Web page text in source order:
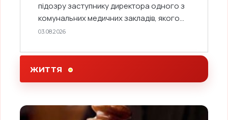
підозру заступнику директора одного з
комунальних медичних закладів, якого...
03.08.2026
ЖИТТЯ